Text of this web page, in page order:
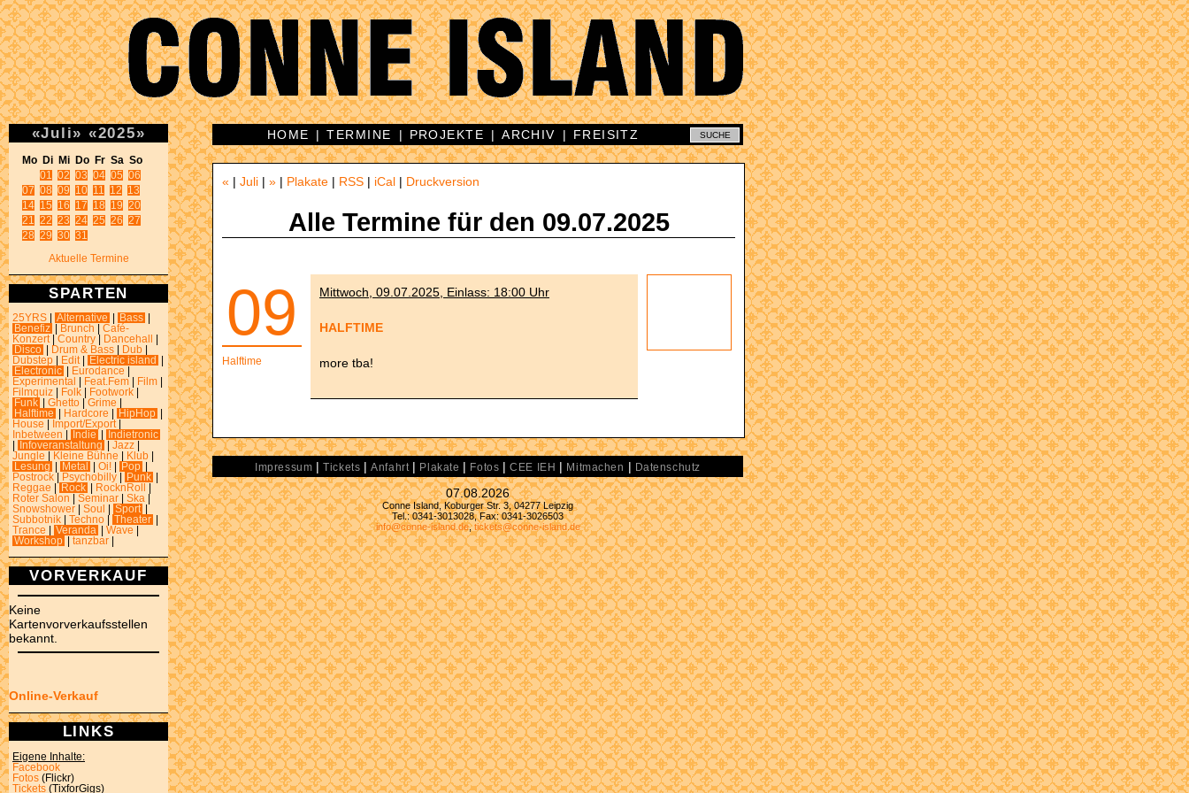
«Juli» «2025»
Mo Di Mi Do Fr Sa So
01
02 03 04 05 06
07 08 09 10 11 12
13
14 15 16 17 18 19 20
21
22 23 24 25 26 27
28 29 30 31
Aktuelle Termine
SPARTEN
25YRS Alternative Bass
Benefiz
Brunch
Café-
Konzert
Country Dancehall
Disco
Drum & Bass Dub
Dubstep
Edit Electric island
Electronic
Eurodance
Experimental
Feat.Fem Film
Filmquiz
Folk Footwork
Funk
Ghetto Grime
Halftime
Hardcore HipHop
House
Import/Export
Inbetween
Indie
Indietronic
Infoveranstaltung Jazz
Jungle
Kleine Bühne Klub
Lesung
Metal Oi! Pop
Postrock
Psychobilly Punk
Reggae
Rock RocknRoll
Roter Salon
Seminar Ska
Snowshower
Soul Sport
Subbotnik
Techno Theater
Trance
Veranda Wave
Workshop
tanzbar
VORVERKAUF
Keine
Kartenvorverkaufsstellen
bekannt.
Online-Verkauf
LINKS
Eigene Inhalte:
Facebook
Fotos (Flickr)
Tickets (TixforGigs)
HOME |TERMINE | PROJEKTE |ARCHIV | FREISITZ
« | Juli | » | Plakate | RSS | iCal | Druckversion
Alle Termine für den 09.07.2025
09
Halftime
Mittwoch, 09.07.2025, Einlass: 18:00 Uhr
HALFTIME
more tba!
Impressum |Tickets |Anfahrt | Plakate | Fotos |CEE IEH | Mitmachen | Datenschutz
07.08.2026
Conne Island, Koburger Str. 3, 04277 Leipzig
Tel.: 0341-3013028, Fax: 0341-3026503
info@conne-island.de,tickets@conne-island.de